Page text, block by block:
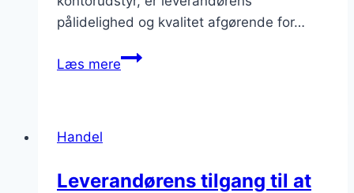
pålidelighed og kvalitet afgørende for…
Læs mereLeverandør
Handel
Leverandørens tilgang til at